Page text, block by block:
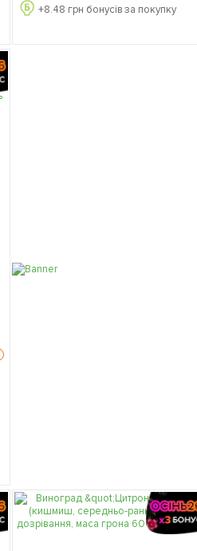
+8.48 грн бонусів за покупку